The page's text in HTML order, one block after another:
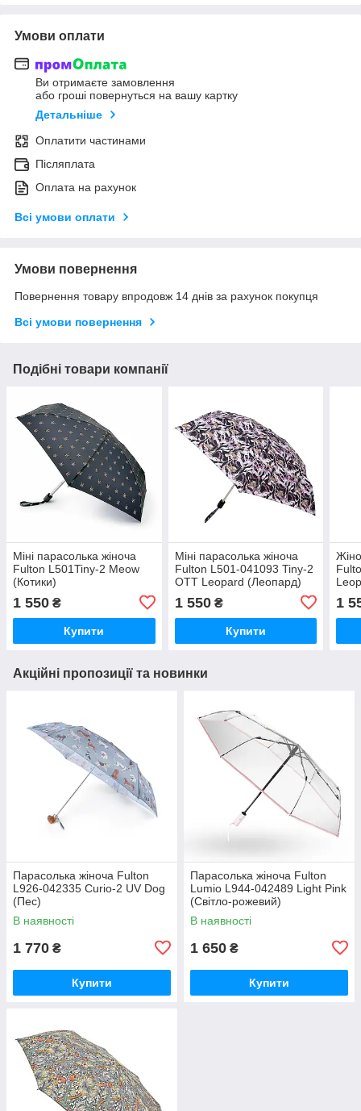
Умови оплати
Ви отримаєте замовлення
або гроші повернуться на вашу картку
Детальніше
Оплатити частинами
Післяплата
Оплата на рахунок
Всі умови оплати
Умови повернення
Повернення товару впродовж 14 днів за рахунок покупця
Всі умови повернення
Подібні товари компанії
Міні парасолька жіноча
Fulton L501Tiny-2 Meow
(Котики)
1 550 ₴
Купити
Міні парасолька жіноча
Fulton L501-041093 Tiny-2
OTT Leopard (Леопард)
1 550₴
Купити
1
Акційні пропозиції та новинки
Парасолька жіноча Fulton
L926-042335 Curio-2 UV Dog
(Пес)
В наявності
1 770 ₴
Купити
Парасолька жіноча Fulton
Lumio L944-042489 Light Pink
(Світло-рожевий)
В наявності
1 650 ₴
Купити